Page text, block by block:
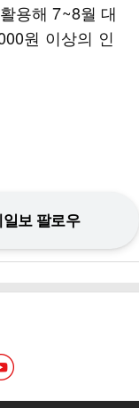
용해 7~8월 대
원 이상의 인
보 팔로우